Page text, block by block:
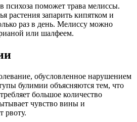
психоза поможет трава мелиссы.
растения запарить кипятком и
раз в день. Мелиссу можно
или шалфеем.
обусловленное нарушением
булимии объясняются тем, что
большое количество
чувство вины и
рвоту.